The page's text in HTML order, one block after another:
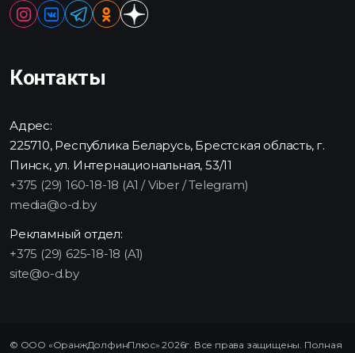
Контакты
Адрес:
225710, Республика Беларусь, Брестская область, г.
Пинск, ул. Интернациональная, 53/11
+375 (29) 160-18-18 (A1 / Viber / Telegram)
media@o-d.by
Рекламный отдел:
+375 (29) 625-18-18 (A1)
site@o-d.by
© ООО «ОранжДолфинПлюс» 2026г. Все права защищены. Полная